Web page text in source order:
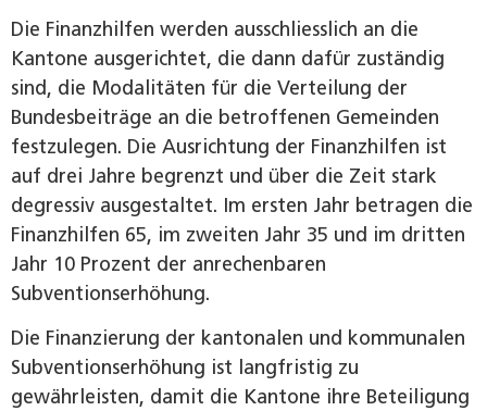
Die Finanzhilfen werden ausschliesslich an die
Kantone ausgerichtet, die dann dafür zuständig
sind, die Modalitäten für die Verteilung der
Bundesbeiträge an die betroffenen Gemeinden
festzulegen. Die Ausrichtung der Finanzhilfen ist
auf drei Jahre begrenzt und über die Zeit stark
degressiv ausgestaltet. Im ersten Jahr betragen die
Finanzhilfen 65, im zweiten Jahr 35 und im dritten
Jahr 10 Prozent der anrechenbaren
Subventionserhöhung.
Die Finanzierung der kantonalen und kommunalen
Subventionserhöhung ist langfristig zu
gewährleisten, damit die Kantone ihre Beteiligung